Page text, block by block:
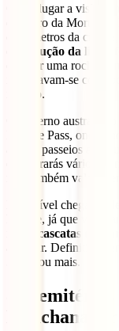
Outro lugar a visitar
de Ferro da Morte é
quilómetros da
construção da linha
destruir uma rocha
iluminavam-se com
inferno.
O governo
Hellfire Pass, onde
alguns passeios a pé
encontrarás vários
mas também vale a
É possível chegar lá
horas e, já que vais
cascatas do
a seguir.
3 dias ou mais.
8.
Kanchanaburi